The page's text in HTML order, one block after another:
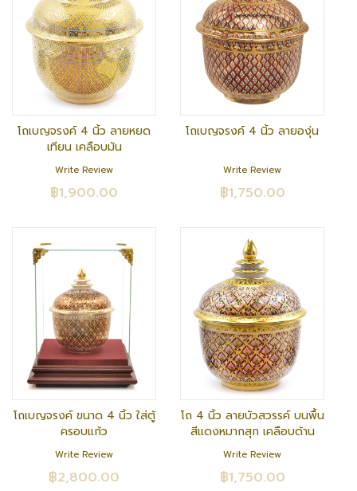
โถเบญจรงค์ 4 นิ้ว ลายหยด
เทียน เคลือบมัน
Write Review
฿1,900.00
โถเบญจรงค์ 4 นิ้ว ลายองุ่น
Write Review
฿1,750.00
โถเบญจรงค์ ขนาด 4 นิ้ว ใส่ตู้
ครอบแก้ว
Write Review
฿2,800.00
โถ 4 นิ้ว ลายบัวสวรรค์ บนพื้น
สีแดงหมากสุก เคลือบด้าน
Write Review
฿1,750.00